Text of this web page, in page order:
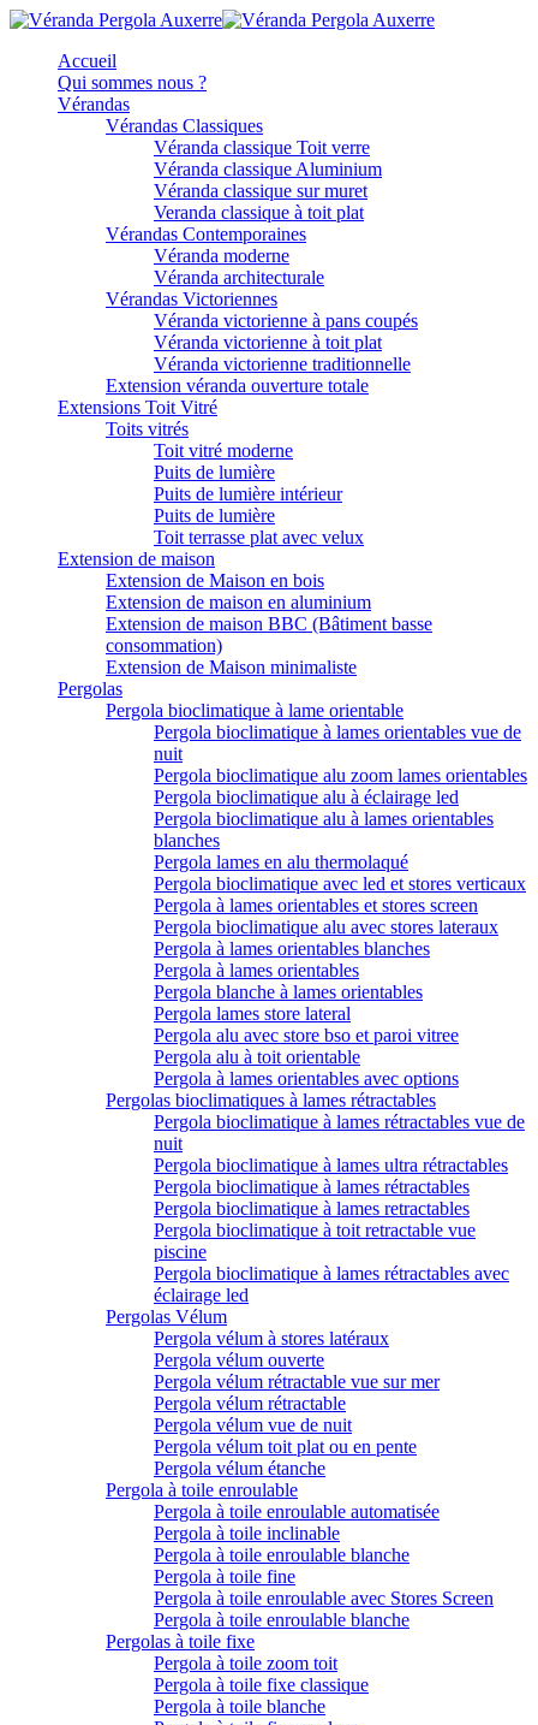
Accueil
Qui sommes nous ?
Vérandas
Vérandas Classiques
Véranda classique Toit verre
Véranda classique Aluminium
Véranda classique sur muret
Veranda classique à toit plat
Vérandas Contemporaines
Véranda moderne
Véranda architecturale
Vérandas Victoriennes
Véranda victorienne à pans coupés
Véranda victorienne à toit plat
Véranda victorienne traditionnelle
Extension véranda ouverture totale
Extensions Toit Vitré
Toits vitrés
Toit vitré moderne
Puits de lumière
Puits de lumière intérieur
Puits de lumière
Toit terrasse plat avec velux
Extension de maison
Extension de Maison en bois
Extension de maison en aluminium
Extension de maison BBC (Bâtiment basse
consommation)
Extension de Maison minimaliste
Pergolas
Pergola bioclimatique à lame orientable
Pergola bioclimatique à lames orientables vue de
nuit
Pergola bioclimatique alu zoom lames orientables
Pergola bioclimatique alu à éclairage led
Pergola bioclimatique alu à lames orientables
blanches
Pergola lames en alu thermolaqué
Pergola bioclimatique avec led et stores verticaux
Pergola à lames orientables et stores screen
Pergola bioclimatique alu avec stores lateraux
Pergola à lames orientables blanches
Pergola à lames orientables
Pergola blanche à lames orientables
Pergola lames store lateral
Pergola alu avec store bso et paroi vitree
Pergola alu à toit orientable
Pergola à lames orientables avec options
Pergolas bioclimatiques à lames rétractables
Pergola bioclimatique à lames rétractables vue de
nuit
Pergola bioclimatique à lames ultra rétractables
Pergola bioclimatique à lames rétractables
Pergola bioclimatique à lames retractables
Pergola bioclimatique à toit retractable vue
piscine
Pergola bioclimatique à lames rétractables avec
éclairage led
Pergolas Vélum
Pergola vélum à stores latéraux
Pergola vélum ouverte
Pergola vélum rétractable vue sur mer
Pergola vélum rétractable
Pergola vélum vue de nuit
Pergola vélum toit plat ou en pente
Pergola vélum étanche
Pergola à toile enroulable
Pergola à toile enroulable automatisée
Pergola à toile inclinable
Pergola à toile enroulable blanche
Pergola à toile fine
Pergola à toile enroulable avec Stores Screen
Pergola à toile enroulable blanche
Pergolas à toile fixe
Pergola à toile zoom toit
Pergola à toile fixe classique
Pergola à toile blanche